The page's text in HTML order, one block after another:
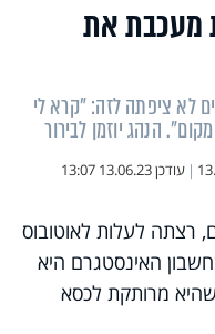
מעכבת את
לא ציפתה לזה: "קרא לי
הנהג יוזמן לבירור
| עודכן13.06.23 13:07
רצתה לעלות לאוטובוס
האינסטגרם היא
מרותקת לכסא